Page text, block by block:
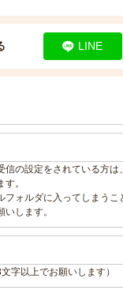
LINE
の設定をされている方は、
。
ォルダに入ってしまう
します。
字以上でお願いします）